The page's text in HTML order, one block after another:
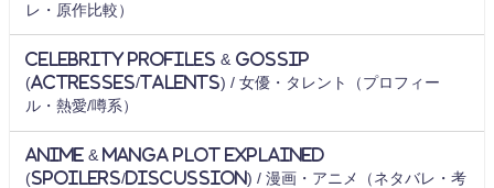
レ・原作比較）
Celebrity Profiles & Gossip
(Actresses/Talents) / 女優・タレント（プロフィー
ル・熱愛/噂系）
Anime & Manga Plot Explained
(Spoilers/Discussion) / 漫画・アニメ（ネタバレ・考